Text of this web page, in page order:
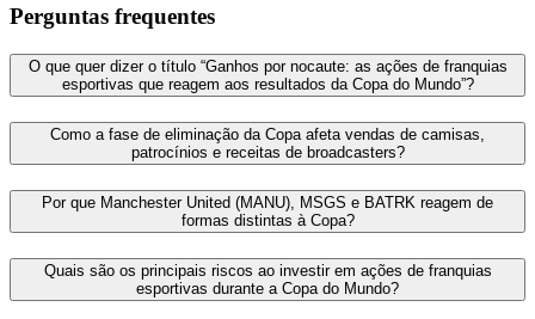
Perguntas frequentes
O que quer dizer o título “Ganhos por nocaute: as ações de franquias
esportivas que reagem aos resultados da Copa do Mundo”?
Como a fase de eliminação da Copa afeta vendas de camisas,
patrocínios e receitas de broadcasters?
Por que Manchester United (MANU), MSGS e BATRK reagem de
formas distintas à Copa?
Quais são os principais riscos ao investir em ações de franquias
esportivas durante a Copa do Mundo?